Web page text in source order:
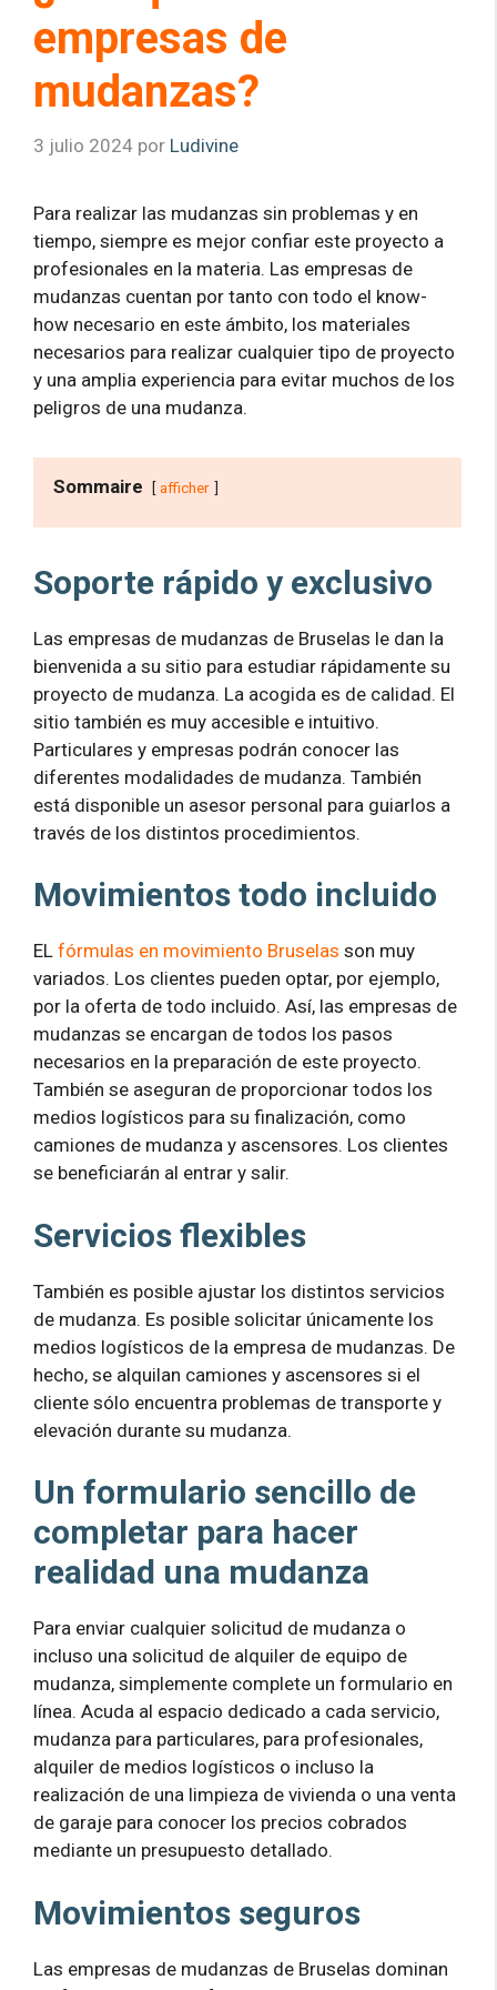
empresas de
mudanzas?
3 julio 2024 por Ludivine
Para realizar las mudanzas sin problemas y en
tiempo, siempre es mejor confiar este proyecto a
profesionales en la materia. Las empresas de
mudanzas cuentan por tanto con todo el know-
how necesario en este ámbito, los materiales
necesarios para realizar cualquier tipo de proyecto
y una amplia experiencia para evitar muchos de los
peligros de una mudanza.
Sommaire afficher
Soporte rápido y exclusivo
Las empresas de mudanzas de Bruselas le dan la
bienvenida a su sitio para estudiar rápidamente su
proyecto de mudanza. La acogida es de calidad. El
sitio también es muy accesible e intuitivo.
Particulares y empresas podrán conocer las
diferentes modalidades de mudanza. También
está disponible un asesor personal para guiarlos a
través de los distintos procedimientos.
Movimientos todo incluido
EL fórmulas en movimiento Bruselas son muy
variados. Los clientes pueden optar, por ejemplo,
por la oferta de todo incluido. Así, las empresas de
mudanzas se encargan de todos los pasos
necesarios en la preparación de este proyecto.
También se aseguran de proporcionar todos los
medios logísticos para su finalización, como
camiones de mudanza y ascensores. Los clientes
se beneficiarán al entrar y salir.
Servicios flexibles
También es posible ajustar los distintos servicios
de mudanza. Es posible solicitar únicamente los
medios logísticos de la empresa de mudanzas. De
hecho, se alquilan camiones y ascensores si el
cliente sólo encuentra problemas de transporte y
elevación durante su mudanza.
Un formulario sencillo de
completar para hacer
realidad una mudanza
Para enviar cualquier solicitud de mudanza o
incluso una solicitud de alquiler de equipo de
mudanza, simplemente complete un formulario en
línea. Acuda al espacio dedicado a cada servicio,
mudanza para particulares, para profesionales,
alquiler de medios logísticos o incluso la
realización de una limpieza de vivienda o una venta
de garaje para conocer los precios cobrados
mediante un presupuesto detallado.
Movimientos seguros
Las empresas de mudanzas de Bruselas dominan